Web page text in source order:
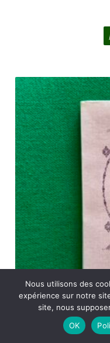
Une fille à marier,
Nous utilisons des
expérience sur notre
site, nous
OK